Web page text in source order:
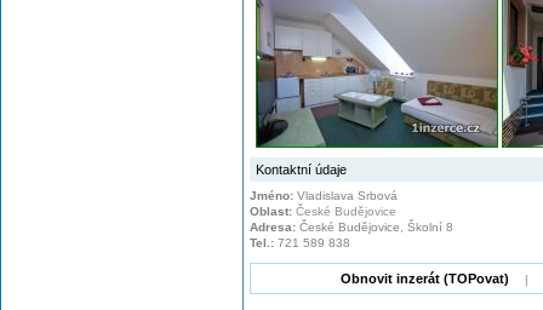
Kontaktní údaje
Jméno: Vladislava Srbová
Oblast: České Budějovice
Adresa: České Budějovice, Školní 8
Tel.: 721 589 838
Obnovit inzerát (TOPovat) |